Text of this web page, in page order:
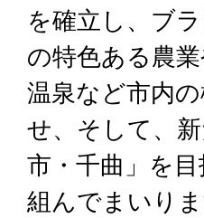
を確立し、ブ
の特色ある農
温泉など市内
せ、そして、
市・千曲」を
組んでまいりま